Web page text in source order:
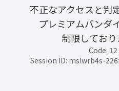
不正なアクセスと判
プレミアムバンダ
制限しており
Code: 12
Session ID: mslwrb4s-